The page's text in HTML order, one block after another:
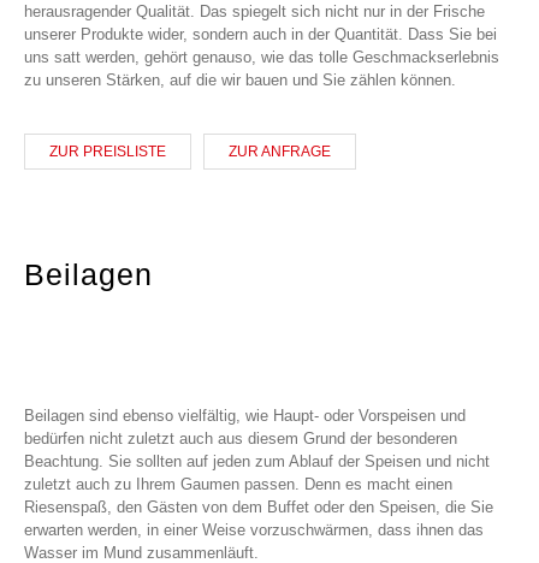
herausragender Qualität. Das spiegelt sich nicht nur in der Frische
unserer Produkte wider, sondern auch in der Quantität. Dass Sie bei
uns satt werden, gehört genauso, wie das tolle Geschmackserlebnis
zu unseren Stärken, auf die wir bauen und Sie zählen können.
ZUR PREISLISTE ZUR ANFRAGE
Beilagen
Beilagen sind ebenso vielfältig, wie Haupt- oder Vorspeisen und
bedürfen nicht zuletzt auch aus diesem Grund der besonderen
Beachtung. Sie sollten auf jeden zum Ablauf der Speisen und nicht
zuletzt auch zu Ihrem Gaumen passen. Denn es macht einen
Riesenspaß, den Gästen von dem Buffet oder den Speisen, die Sie
erwarten werden, in einer Weise vorzuschwärmen, dass ihnen das
Wasser im Mund zusammenläuft.